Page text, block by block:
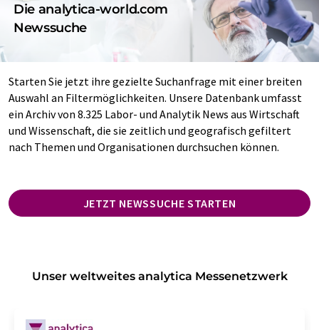
Die analytica-world.com
Newssuche
Starten Sie jetzt ihre gezielte Suchanfrage mit einer breiten
Auswahl an Filtermöglichkeiten. Unsere Datenbank umfasst
ein Archiv von 8.325 Labor- und Analytik News aus Wirtschaft
und Wissenschaft, die sie zeitlich und geografisch gefiltert
nach Themen und Organisationen durchsuchen können.
JETZT NEWSSUCHE STARTEN
Unser weltweites analytica Messenetzwerk